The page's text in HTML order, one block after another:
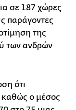
σε 187 χώρες
παράγοντες
της
των ανδρών
ότι
καθώς ο μέσος